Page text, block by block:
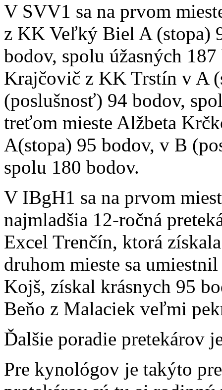
V SVV1 sa na prvom
z KK Veľký Biel A (stopa)
bodov, spolu úžasných
Krajčovič z KK Trstín v A
(poslušnosť) 94 bodov,
treťom mieste Alžbeta
A(stopa) 95 bodov, v B
spolu 180 bodov.
V IBgH1 sa na prvom
najmladšia 12-ročná
Excel Trenčín, ktorá
druhom mieste sa
Kojš, získal krásnych 95
Beňo z Malaciek veľmi
Ďalšie poradie pretekárov
Pre kynológov je takýto